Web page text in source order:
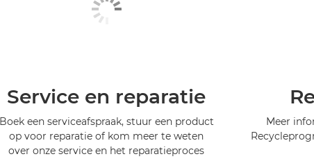
Service en reparatie
Boek een serviceafspraak, stuur een product
op voor reparatie of kom meer te weten
over onze service en het reparatieproces
Meer